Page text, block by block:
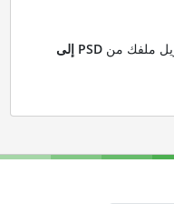
PSD إلى